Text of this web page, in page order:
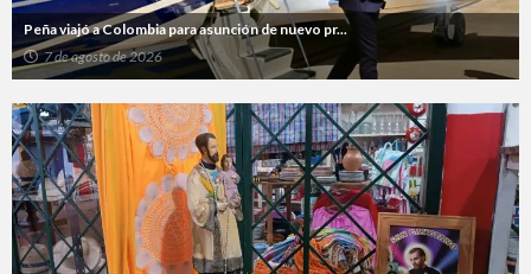
Peña viajó a Colombia para asunción de nuevo pr...
7 de agosto de 2026